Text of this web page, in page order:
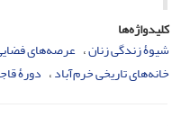
کلیدواژه‌ها
شیوۀ زندگی زنان عرصه‌های
خانه‌های تاریخی خرم‌آباد دورۀ